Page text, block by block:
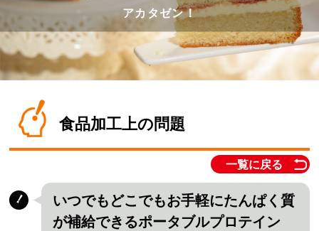
アカタゼン！
食品加工上の問題
一覧に戻る
いつでもどこでもお手軽にたんぱく質
が補給できるポータブルプロテイン